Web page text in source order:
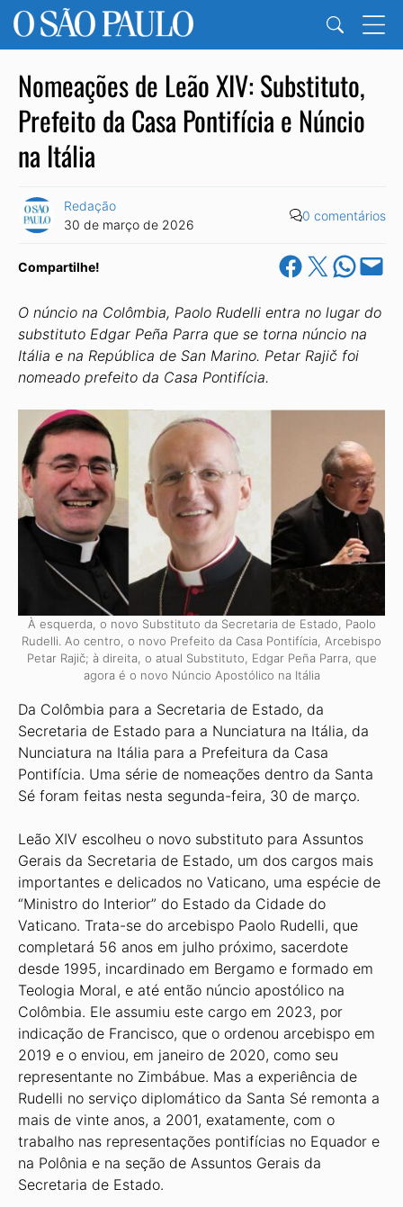
Nomeações de Leão XIV: Substituto,
Prefeito da Casa Pontifícia e Núncio
na Itália
Redação
30 de março de 2026
0 comentários
Compartilhe! Share on Facebook
Share on X Share on
Email this
O núncio na Colômbia, Paolo Rudelli entra no lugar do
substituto Edgar Peña Parra que se torna núncio na
Itália e na República de San Marino. Petar Rajič foi
nomeado prefeito da Casa Pontifícia.
À esquerda, o novo Substituto da Secretaria de Estado, Paolo
Rudelli. Ao centro, o novo Prefeito da Casa Pontifícia, Arcebispo
Petar Rajič; à direita, o atual Substituto, Edgar Peña Parra, que
agora é o novo Núncio Apostólico na Itália
Da Colômbia para a Secretaria de Estado, da
Secretaria de Estado para a Nunciatura na Itália, da
Nunciatura na Itália para a Prefeitura da Casa
Pontifícia. Uma série de nomeações dentro da Santa
Sé foram feitas nesta segunda-feira, 30 de março.
Leão XIV escolheu o novo substituto para Assuntos
Gerais da Secretaria de Estado, um dos cargos mais
importantes e delicados no Vaticano, uma espécie de
“Ministro do Interior” do Estado da Cidade do
Vaticano. Trata-se do arcebispo Paolo Rudelli, que
completará 56 anos em julho próximo, sacerdote
desde 1995, incardinado em Bergamo e formado em
Teologia Moral, e até então núncio apostólico na
Colômbia. Ele assumiu este cargo em 2023, por
indicação de Francisco, que o ordenou arcebispo em
2019 e o enviou, em janeiro de 2020, como seu
representante no Zimbábue. Mas a experiência de
Rudelli no serviço diplomático da Santa Sé remonta a
mais de vinte anos, a 2001, exatamente, com o
trabalho nas representações pontifícias no Equador e
na Polônia e na seção de Assuntos Gerais da
Secretaria de Estado.